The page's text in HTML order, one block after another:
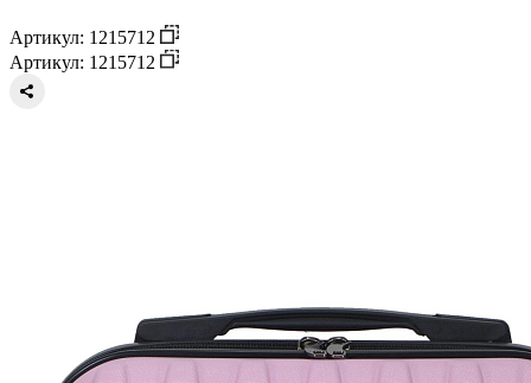
Артикул: 1215712
Артикул: 1215712